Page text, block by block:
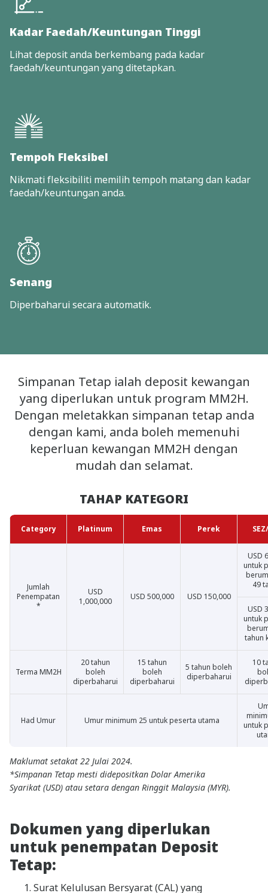
Kadar Faedah/Keuntungan Tinggi
Lihat deposit anda berkembang pada kadar
faedah/keuntungan yang ditetapkan.
Tempoh Fleksibel
Nikmati fleksibiliti memilih tempoh matang dan kadar
faedah/keuntungan anda.
Senang
Diperbaharui secara automatik.
Simpanan Tetap ialah deposit kewangan
yang diperlukan untuk program MM2H.
Dengan meletakkan simpanan tetap anda
dengan kami, anda boleh memenuhi
keperluan kewangan MM2H dengan
mudah dan selamat.
TAHAP KATEGORI
Category Platinum Emas Perek
Jumlah
Penempatan
*
USD
1,000,000
USD 500,000 USD 150,000
USD
untuk
49
USD
untuk
tahun
Terma MM2H
20 tahun
boleh
diperbaharui
15 tahun
boleh
diperbaharui
5 tahun boleh
diperbaharui
10
Had Umur Umur minimum 25 untuk peserta utama
untuk
Maklumat setakat 22 Julai 2024.
*Simpanan Tetap mesti didepositkan Dolar Amerika
Syarikat (USD) atau setara dengan Ringgit Malaysia (MYR).
Dokumen yang diperlukan
untuk penempatan Deposit
Tetap:
Surat Kelulusan Bersyarat (CAL) yang